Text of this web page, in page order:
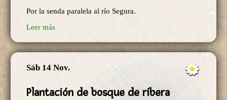
Por la senda paralela al río Segura.
Leer más
Sáb 14 Nov.
Plantación de bosque de ribera